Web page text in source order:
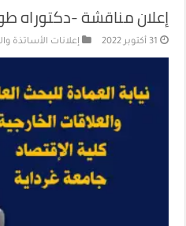
إعلان مناقشة -دكتوراه
31 أكتوبر 2022 إعلانات الأساتذة